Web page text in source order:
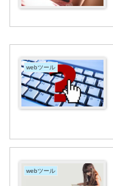
webツール
webツール